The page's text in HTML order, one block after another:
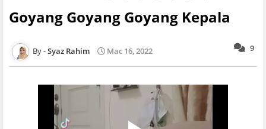
Goyang Goyang Goyang Kepala
9
Syaz Rahim Mac 16, 2022